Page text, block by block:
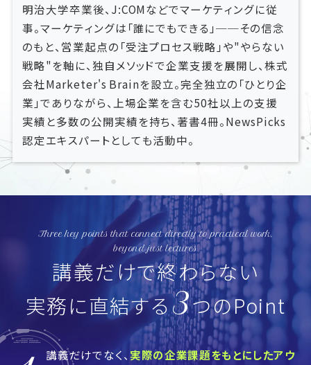
明治大学卒業後、J:COMなどでマーケティングに従
事。マーケティングは「誰にでもできる」──その信念
のもと、営業起点の「受注プロセス戦略」や"やらない
戦略"を軸に、独自メソッドで企業支援を展開し、株式
会社Marketer's Brainを設立。完全独立の「ひとり企
業」でありながら、上場企業を含む50社以上の支援
実績と多数の公開実績を持ち、著書4冊。NewsPicks
認定エキスパートとしても活動中。
Three key points that connect directly to practical work,
beyond just lectures
講義だけで終わらない
実務に直結する3つのPoint
講義だけでなく、 実際の企業課題をもとにしたアウ